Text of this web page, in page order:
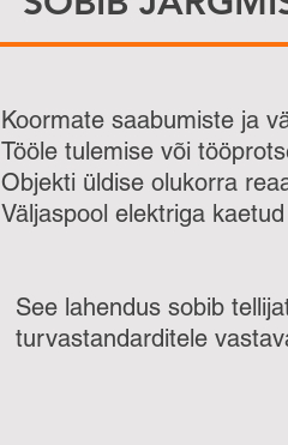
Koormate saabumiste ja
Tööle tulemise või
Objekti üldise olukorra
Väljaspool elektriga
See lahendus sobib
turvastandarditele